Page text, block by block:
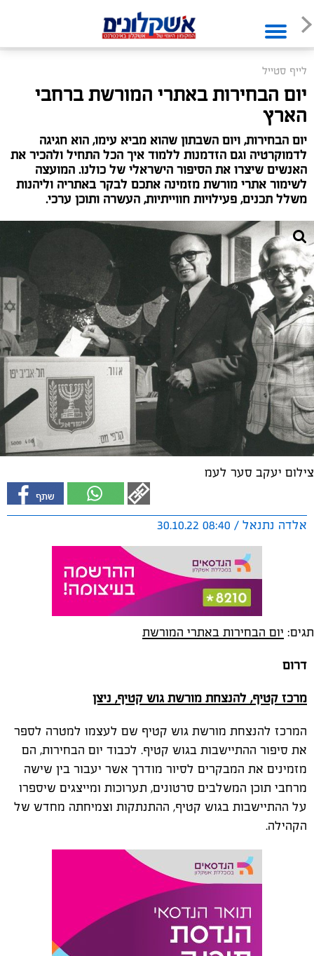
לייף סטייל
יום הבחירות באתרי המורשת ברחבי
הארץ
יום הבחירות, ויום השבתון שהוא מביא עימו, הוא חגיגה
לדמוקרטיה וגם הזדמנות ללמוד איך הכל התחיל ולהכיר את
האנשים שיצרו את הסיפור הישראלי של כולנו. המועצה
לשימור אתרי מורשת מזמינה אתכם לבקר באתריה וליהנות
משלל תכנים, פעילויות חווייתיות, העשרה ותוכן ערכי.
צילום יעקב סער לעמ
אלדה נתנאל / 08:40 30.10.22
תגים: יום הבחירות באתרי המורשת
דרום
מרכז קטיף, להנצחת מורשת גוש קטיף, ניצן
המרכז להנצחת מורשת גוש קטיף שם לעצמו למטרה לספר
את סיפור ההתיישבות בגוש קטיף. לכבוד יום הבחירות, הם
מזמינים את המבקרים לסיור מודרך אשר יעבור בין שישה
מרחבי תוכן המשלבים סרטונים, תערוכות ומייצגים שיספרו
על ההתיישבות בגוש קטיף, ההתנתקות וצמיחתה מחדש של
הקהילה.